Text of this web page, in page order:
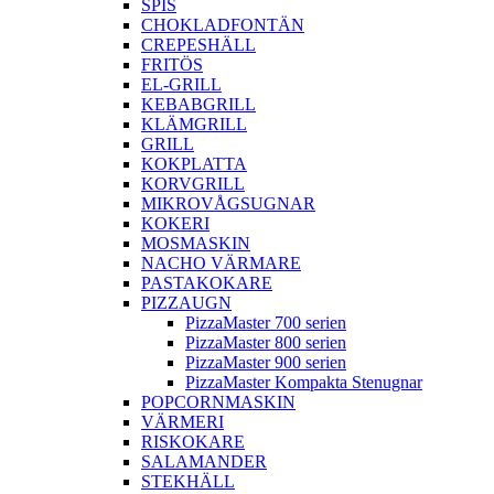
SPIS
CHOKLADFONTÄN
CREPESHÄLL
FRITÖS
EL-GRILL
KEBABGRILL
KLÄMGRILL
GRILL
KOKPLATTA
KORVGRILL
MIKROVÅGSUGNAR
KOKERI
MOSMASKIN
NACHO VÄRMARE
PASTAKOKARE
PIZZAUGN
PizzaMaster 700 serien
PizzaMaster 800 serien
PizzaMaster 900 serien
PizzaMaster Kompakta Stenugnar
POPCORNMASKIN
VÄRMERI
RISKOKARE
SALAMANDER
STEKHÄLL